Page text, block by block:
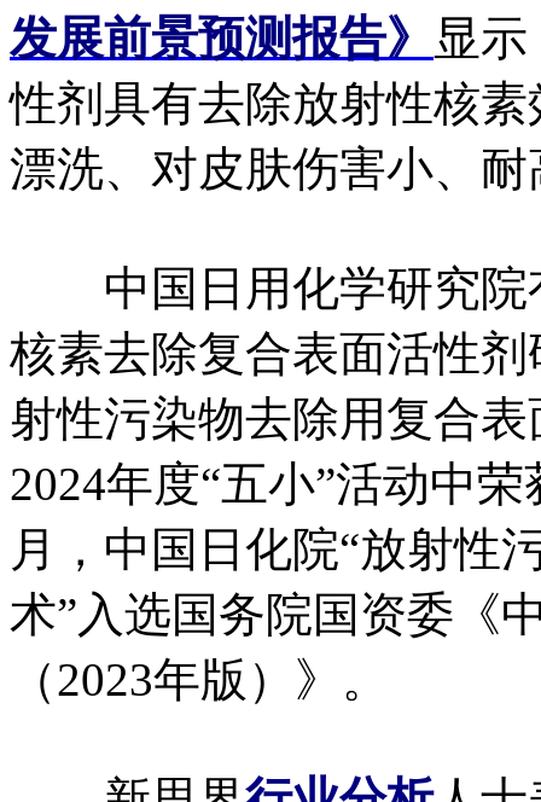
发展前景预测报告》 显
性剂具有去除放射性核
漂洗、对皮肤伤害小、
中国日用化学研究院
核素去除复合表面活性
射性污染物去除用复合
2024年度“五小”活动中
月，中国日化院“放射性
术”入选国务院国资委《
（2023年版）》。